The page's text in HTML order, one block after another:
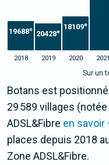
19688e
20428e
18109e
2018 2019 2020 2021
Sur un
Botans est
29 589 villages
ADSL&Fibre en savoir
places depuis 2018
Zone ADSL&Fibre.